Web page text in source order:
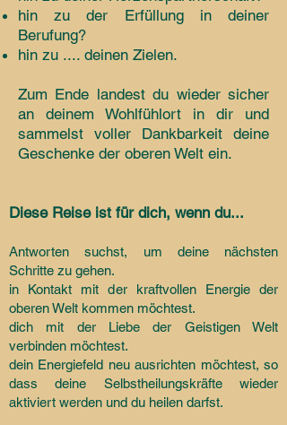
hin zu der Erfüllung in deiner
Berufung?
hin zu .... deinen Zielen.
Zum Ende landest du wieder sicher
an deinem Wohlfühlort in dir und
sammelst voller Dankbarkeit deine
Geschenke der oberen Welt ein.
Diese Reise ist für dich, wenn du...
Antworten suchst, um deine nächsten
Schritte zu gehen.
in Kontakt mit der kraftvollen Energie der
oberen Welt kommen möchtest.
dich mit der Liebe der Geistigen Welt
verbinden möchtest.
dein Energiefeld neu ausrichten möchtest, so
dass deine Selbstheilungskräfte wieder
aktiviert werden und du heilen darfst.